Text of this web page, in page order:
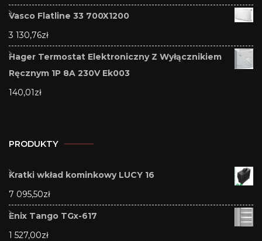
Vasco Flatline 33 700X1200
3 130,76zł
Hager Termostat Elektroniczny Z Wyłącznikiem
Ręcznym 1P 8A 230V Ek003
140,01zł
PRODUKTY
Kratki wkład kominkowy LUCY 16
7 095,50zł
Enix Tango TGx-617
1 527,00zł